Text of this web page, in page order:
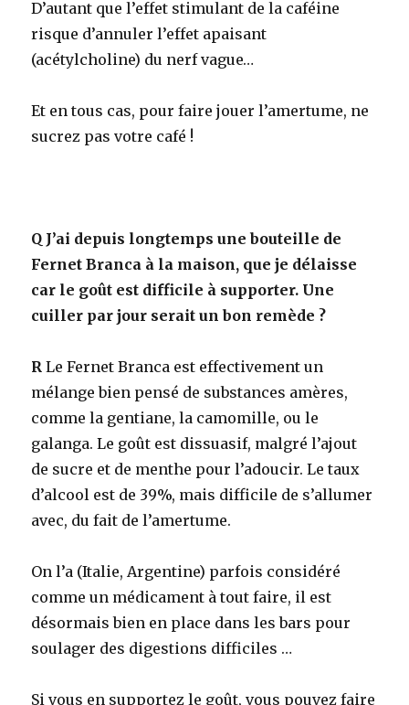
D’autant que l’effet stimulant de la caféine
risque d’annuler l’effet apaisant
(acétylcholine) du nerf vague…
Et en tous cas, pour faire jouer l’amertume, ne
sucrez pas votre café !
Q J’ai depuis longtemps une bouteille de
Fernet Branca à la maison, que je délaisse
car le goût est difficile à supporter. Une
cuiller par jour serait un bon remède ?
RLe Fernet Branca est effectivement un
mélange bien pensé de substances amères,
comme la gentiane, la camomille, ou le
galanga. Le goût est dissuasif, malgré l’ajout
de sucre et de menthe pour l’adoucir. Le taux
d’alcool est de 39%, mais difficile de s’allumer
avec, du fait de l’amertume.
On l’a (Italie, Argentine) parfois considéré
comme un médicament à tout faire, il est
désormais bien en place dans les bars pour
soulager des digestions difficiles …
Si vous en supportez le goût, vous pouvez faire